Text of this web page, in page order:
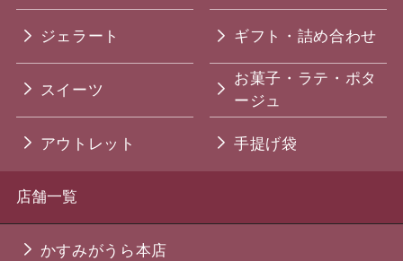
ジェラート ギフト・詰め合わせ
スイーツ
お菓子・ラテ・ポタ
ージュ
アウトレット 手提げ袋
店舗一覧
かすみがうら本店